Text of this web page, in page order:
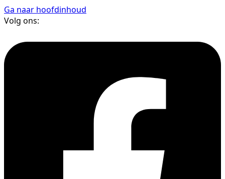
Ga naar hoofdinhoud
Volg ons: